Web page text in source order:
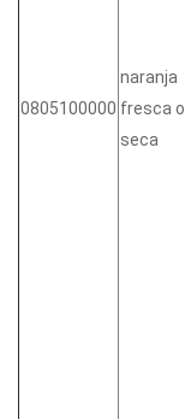
0805100000
naranja
fresca o
seca